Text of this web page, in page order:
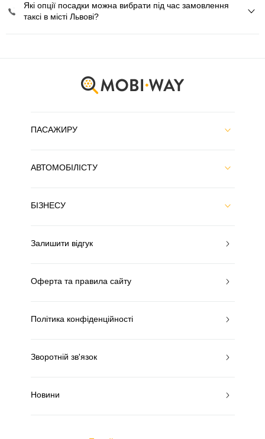
Які опції посадки можна вибрати під час замовлення
таксі в місті Львові?
ПАСАЖИРУ
АВТОМОБІЛІСТУ
БІЗНЕСУ
Залишити відгук
Оферта та правила сайту
Політика конфіденційності
Зворотній зв'язок
Новини